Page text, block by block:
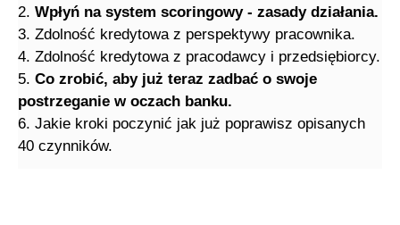
2. Wpłyń na system scoringowy - zasady działania.
3. Zdolność kredytowa z perspektywy pracownika.
4. Zdolność kredytowa z pracodawcy i przedsiębiorcy.
5. Co zrobić, aby już teraz zadbać o swoje
postrzeganie w oczach banku.
6. Jakie kroki poczynić jak już poprawisz opisanych
40 czynników.